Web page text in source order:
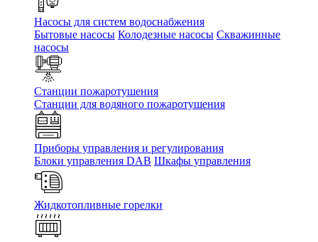
Насосы для систем водоснабжения
Бытовые насосы Колодезные насосы Скважинные
насосы
Станции пожаротушения
Станции для водяного пожаротушения
Приборы управления и регулирования
Блоки управления DAB Шкафы управления
Жидкотопливные горелки